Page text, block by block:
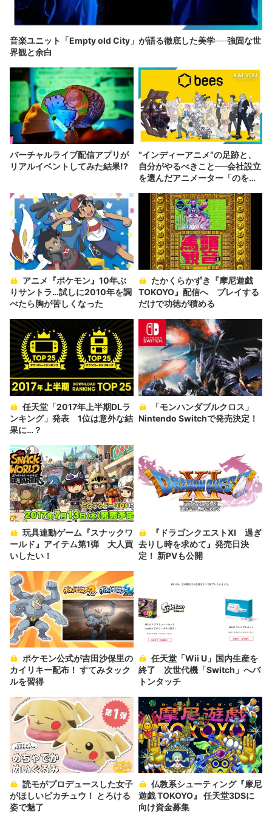
音楽ユニット「Empty old City」が語る徹底した美学──強固な世
界観と余白
バーチャルライブ配信アプリが
リアルイベントしてみた結果!?
“インディーアニメ“の足跡と、
自分がやるべきこと──会社設立
を選んだアニメーター「のを
りサントラ…試しに2010年を調
べたら胸が苦しくなった
TOKOYO』配信へ プレイする
だけで功徳が積める
ンキング」発表 1位は意外な結
果に…？
Nintendo Switchで発売決定！
ールド』アイテム第1弾 大人買
いしたい！
去りし時を求めて』発売日決
定！ 新PVも公開
カイリキー配布！ すてみタック
ルを習得
終了 次世代機「Switch」へバ
トンタッチ
がほしいピカチュウ！ とろける
姿で魅了
遊戯 TOKOYO』 任天堂3DSに
向け資金募集